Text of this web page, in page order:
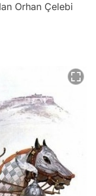
Orhan Çelebi